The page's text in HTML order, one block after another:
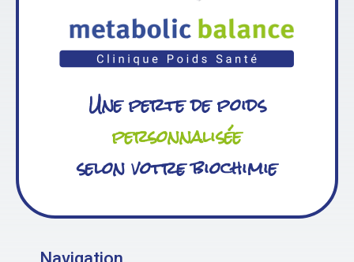
Une perte de poids
personnalisée
selon votre biochimie